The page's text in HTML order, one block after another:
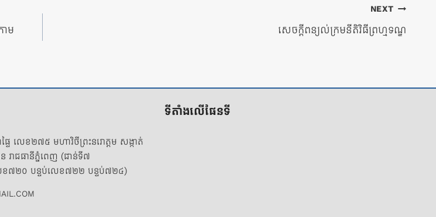
ោម
NEXT
សេចក្តីពន្យល់ក្រមនីតិវិធីព្រហ្មទណ្ឌ
ទៃ លេខ២៧៥ មហាវិថីព្រះនរោត្តម សង្កាត់
រាជធានីភ្នំពេញ (ជាន់ទី៧
ខ៧២០ បន្ទប់លេខ៧២២ បន្ទប់៧២៤)
ទីតាំងលើផែនទី